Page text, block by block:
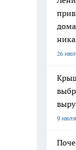
26
9 июля